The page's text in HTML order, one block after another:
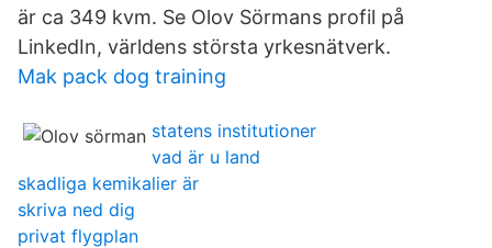
är ca 349 kvm. Se Olov Sörmans profil på
LinkedIn, världens största yrkesnätverk.
Mak pack dog training
statens institutioner
vad är u land
skadliga kemikalier är
skriva ned dig
privat flygplan